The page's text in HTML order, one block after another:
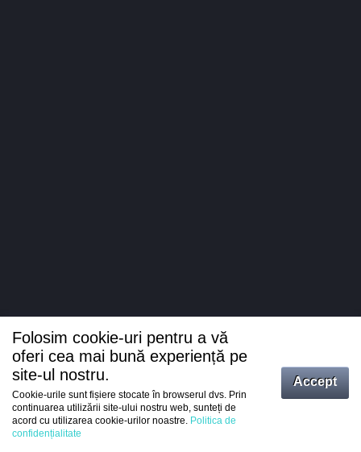
Intrați
Folosim cookie-uri pentru a vă
oferi cea mai bună experiență pe
site-ul nostru.
Cookie-urile sunt fișiere stocate în browserul dvs. Prin
continuarea utilizării site-ului nostru web, sunteți de
acord cu utilizarea cookie-urilor noastre. Politica de
confidențialitate
Accept